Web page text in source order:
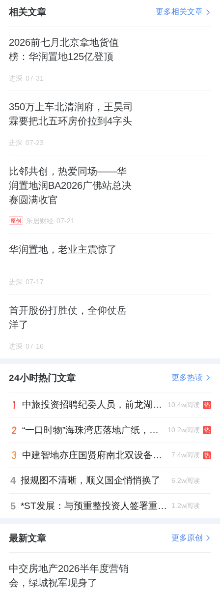
性化选择的权利实实在在交到客户手中。
从空间定制、皮肤定制到功能定制、艺术化定
制，从空间的格局到灵魂，外滩瑞府深刻理解
美品位；这种“以客户为中心，不惜成本优化体
验”的做法，让“内环内首个定制化豪宅”的标
（*外滩瑞府样板间实景图，仅作示意用）
在后滩，澐启滨江将“全周期定制”做到了极
致。项目打造约125-510㎡大平层，每一个面
构的生活场景，通过框筒结构的创新设计，部
据家庭生命周期的变化，将空间调整为书房、
长，不同户型还匹配了差异化的精装风格，从
疲劳。
景、上叠有景无院”的普遍痛点，创新打造地面
庭院 空中悬浮庭院 南北双露台三重立体园境，
首个规模化定制别墅项目，实现一户一方案的
专属化打造，让每一套叠墅都成为不可复制的
在黄浦，士林润园深谙顶级客群对于个性化与
相关文章 更多相关文章
2026前七月北京拿地货值
榜：华润置地125亿登顶
进深 07-31
350万上车北清润府，王昊司
霖要把北五环房价拉到4字头
进深 07-23
比邻共创，热爱同场——华
润置地润BA2026广佛站总决
赛圆满收官
原创 乐居财经 07-21
华润置地，老业主震惊了
进深 07-17
首开股份打胜仗，全仰仗岳
洋了
进深 07-16
24小时热门文章 更多热读
中旅投资招聘纪委人员，前龙湖副总裁胡若翔掌舵 10.4w阅读 热
“一口时物”海珠湾店落地广纸，越秀地产以“新鲜现制”商业新场景打造社区高品质生活 10.2w阅读 热
中建智地亦庄国贤府南北双设备平台，得房率创区域新高 7.4w阅读 热
4 报规图不清晰，顺义国企悄悄换了 6.2w阅读
5 *ST发展：与预重整投资人签署重整投资协议，股票复牌 1.2w阅读
最新文章 更多原创
中交房地产2026半年度营销
会，绿城祝军现身了